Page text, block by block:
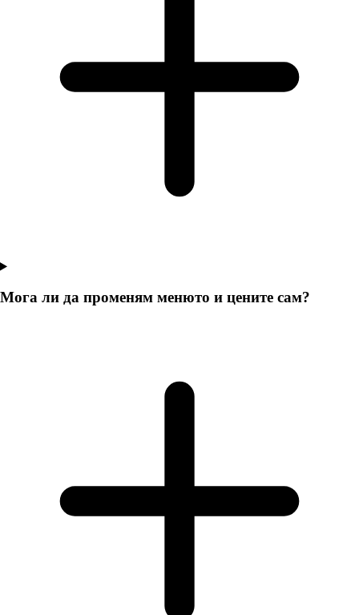
Мога ли да променям менюто и цените сам?